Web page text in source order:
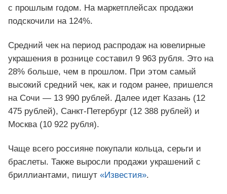
с прошлым годом. На маркетплейсах продажи
подскочили на 124%.
Средний чек на период распродаж на ювелирные
украшения в рознице составил 9 963 рубля. Это на
28% больше, чем в прошлом. При этом самый
высокий средний чек, как и годом ранее, пришелся
на Сочи — 13 990 рублей. Далее идет Казань (12
475 рублей), Санкт-Петербург (12 388 рублей) и
Москва (10 922 рубля).
Чаще всего россияне покупали кольца, серьги и
браслеты. Также выросли продажи украшений с
бриллиантами, пишут «Известия».